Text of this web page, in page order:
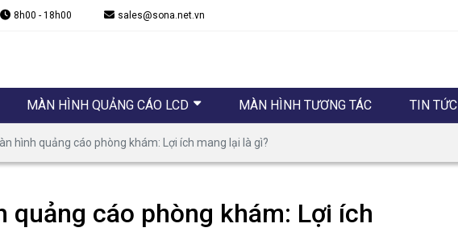
8h00 - 18h00 sales@sona.net.vn
MÀN HÌNH QUẢNG CÁO LCD MÀN HÌNH TƯƠNG TÁC TIN TỨC
hình quảng cáo phòng khám: Lợi ích mang lại là gì?
quảng cáo phòng khám: Lợi ích